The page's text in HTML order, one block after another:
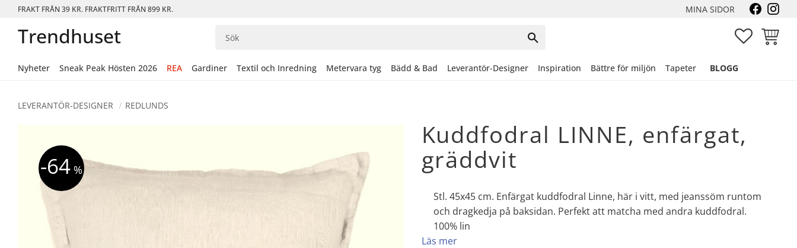
FRAKT FRÅN 39 KR. FRAKTFRITT FRÅN 899 KR. MINA SIDOR
Trendhuset FAVORITER
Nyheter Sneak Peak Hösten 2026 REA Gardiner Textil och Inredning Metervara tyg Bädd & Bad Leverantör-Designer Inspiration Bättre för miljön Tapeter BLOGG
LEVERANTÖR-DESIGNER REDLUNDS
Kuddfodral LINNE, enfärgat,
gräddvit
Stl. 45x45 cm. Enfärgat kuddfodral Linne, här i vitt, med jeanssöm runtom
och dragkedja på baksidan. Perfekt att matcha med andra kuddfodral.
100% lin
Läs mer
64 %